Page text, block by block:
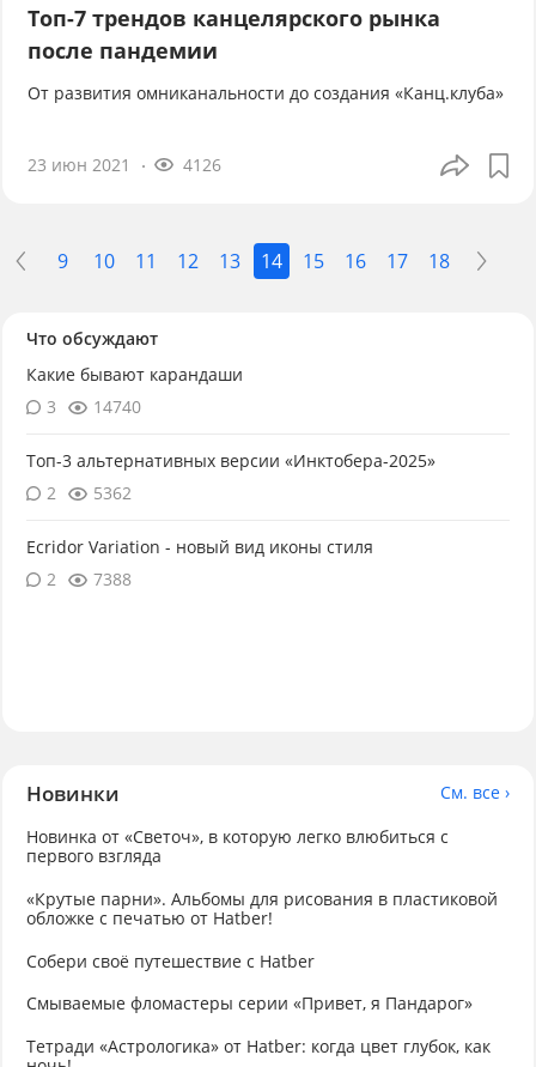
Топ-7 трендов канцелярского рынка
после пандемии
От развития омниканальности до создания «Канц.клуба»
23 июн 2021 4126
9 10 11 12 13 14 15 16 17 18
Что обсуждают
Какие бывают карандаши
3
14740
Топ-3 альтернативных версии «Инктобера-2025»
2
5362
Ecridor Variation - новый вид иконы стиля
2
7388
Новинки
См. все ›
Новинка от «Светоч», в которую легко влюбиться с
первого взгляда
«Крутые парни». Альбомы для рисования в пластиковой
обложке с печатью от Hatber!
Собери своё путешествие с Hatber
Смываемые фломастеры серии «Привет, я Пандарог»
Тетради «Астрологика» от Hatber: когда цвет глубок, как